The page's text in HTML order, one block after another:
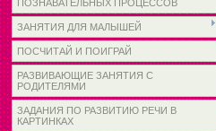
ПОЗНАВАТЕЛЬНЫХ ПРОЦЕССОВ
ЗАНЯТИЯ ДЛЯ МАЛЫШЕЙ
ПОСЧИТАЙ И ПОИГРАЙ
РАЗВИВАЮЩИЕ ЗАНЯТИЯ С
РОДИТЕЛЯМИ
ЗАДАНИЯ ПО РАЗВИТИЮ РЕЧИ В
КАРТИНКАХ